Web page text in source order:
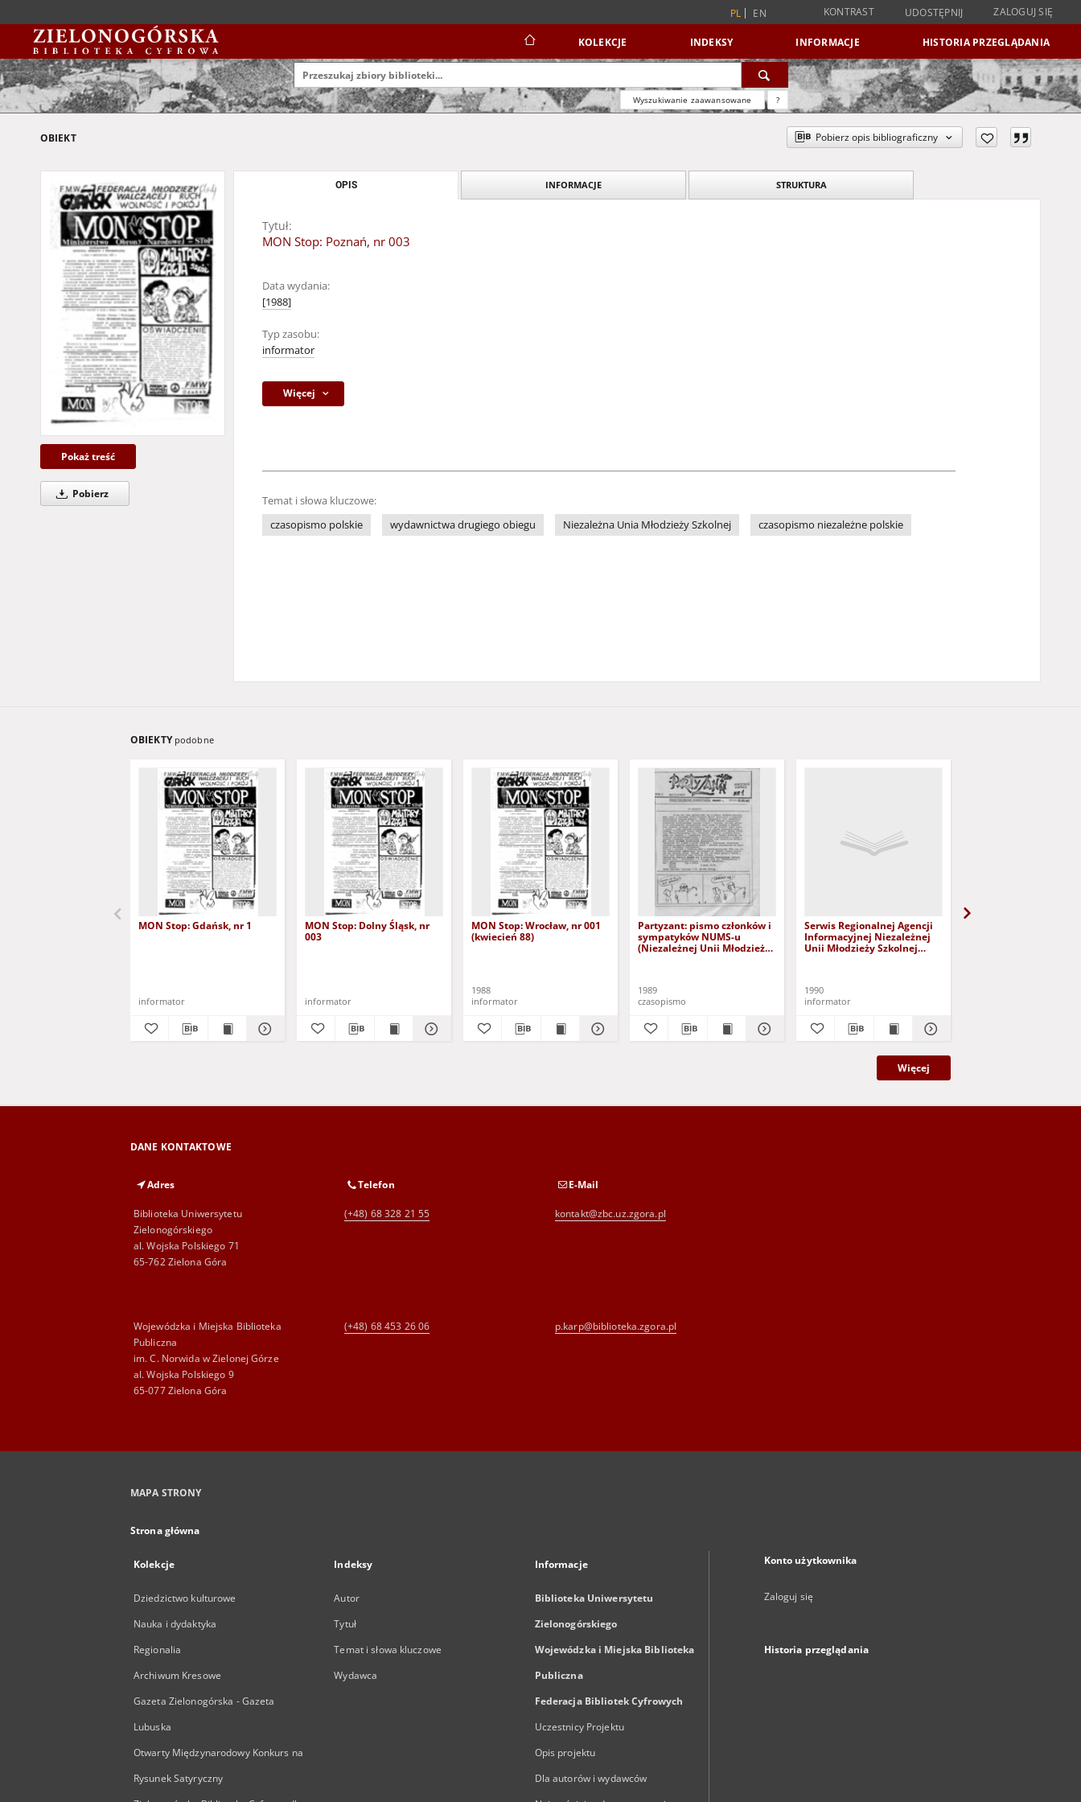
PL EN KONTRAST UDOSTĘPNIJ ZALOGUJ SIĘ
KOLEKCJE INDEKSY INFORMACJE HISTORIA PRZEGLĄDANIA
Wyszukiwanie zaawansowane ?
OBIEKT Pobierz opis bibliograficzny
Pokaż treść
Pobierz
OPIS INFORMACJE STRUKTURA
Tytuł:
MON Stop: Poznań, nr 003
Data wydania:
[1988]
Typ zasobu:
informator
Więcej
Temat i słowa kluczowe:
czasopismo polskie
wydawnictwa drugiego obiegu Niezależna Unia Młodzieży Szkolnej czasopismo niezależne polskie
OBIEKTY podobne
MON Stop: Gdańsk, nr 1
informator
MON Stop: Dolny Śląsk, nr
003
informator
MON Stop: Wrocław, nr 001
(kwiecień 88)
1988
informator
Partyzant: pismo członków i
sympatyków NUMS-u
(Niezależnej Unii Młodzieży
1989
czasopismo
Serwis Regionalnej Agencji
Informacyjnej Niezależnej
Unii Młodzieży Szkolnej
1990
informator
Więcej
DANE KONTAKTOWE
Adres
Biblioteka Uniwersytetu
Zielonogórskiego
al. Wojska Polskiego 71
65-762 Zielona Góra
Telefon
(+48) 68 328 21 55
E-Mail
kontakt@zbc.uz.zgora.pl
Wojewódzka i Miejska Biblioteka
Publiczna
im. C. Norwida w Zielonej Górze
al. Wojska Polskiego 9
65-077 Zielona Góra
(+48) 68 453 26 06 p.karp@biblioteka.zgora.pl
MAPA STRONY
Strona główna
Kolekcje
Dziedzictwo kulturowe
Nauka i dydaktyka
Regionalia
Archiwum Kresowe
Gazeta Zielonogórska - Gazeta
Lubuska
Otwarty Międzynarodowy Konkurs na
Rysunek Satyryczny
Indeksy
Autor
Tytuł
Temat i słowa kluczowe
Wydawca
Informacje
Biblioteka Uniwersytetu
Zielonogórskiego
Wojewódzka i Miejska Biblioteka
Publiczna
Federacja Bibliotek Cyfrowych
Uczestnicy Projektu
Opis projektu
Dla autorów i wydawców
Konto użytkownika
Zaloguj się
Historia przeglądania